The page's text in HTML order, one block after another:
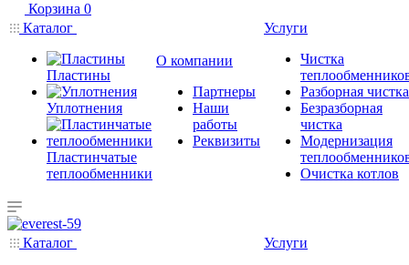
Корзина 0
Каталог
Пластины
Уплотнения
Пластинчатые
теплообменники
О компании
Партнеры
Наши
работы
Реквизиты
Услуги
Чистка
Разборная чистка
Безразборная
чистка
Модернизация
Очистка котлов
Каталог
Услуги